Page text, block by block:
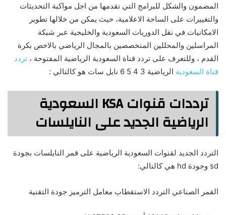
المضمون والشكل للبرامج التي تقدمها من اجل مواكبة التحديثات
والتغييرات على الساحة الاعلامية، حيث يمكن من خلالها تطوير
الامكانيات في نقل الدوريات السعودية والخليجية عبر شبكة
المراسلين والمحللين المتخصصين بالمجال الرياضي بالاخص بكرة
القدم ، وللتعرف على تردد قناة السعودية الرياضية المفتوحة ، تردد
قناة السعودية الرياضية 3 4 5 6 نايل سات هو كالتالي :
ترددات قنوات KSA السعودية
الرياضية الجديد على النايلسات
التردد الجديد لقنوات السعودية الرياضية على قمر النايلسات بجودة
sd وجودة hd هي كالتالي:
القمر الصناعي التردد الاستقطاب معامل الترميز جودة التقنية